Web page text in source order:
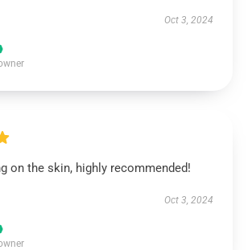
Oct 3, 2024
on the skin, highly recommended!
Oct 3, 2024